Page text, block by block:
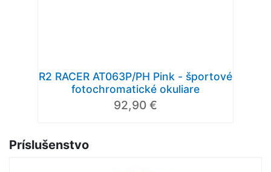
R2 RACER AT063P/PH Pink - športové
fotochromatické okuliare
92,90 €
Príslušenstvo